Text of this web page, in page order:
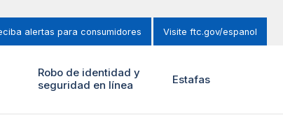
alertas para consumidores Visite ftc.gov/espanol
Robo de identidad y
seguridad en línea
Estafas